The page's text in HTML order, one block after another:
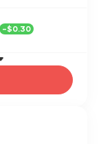
-$0.30